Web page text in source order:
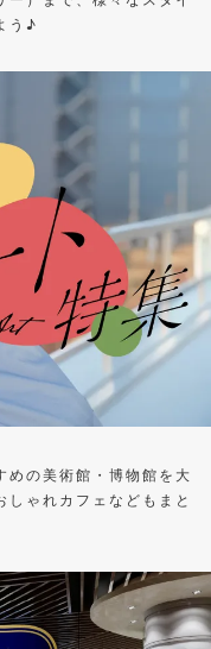
う♪
めの美術館・博物館を大
ゃれカフェなどもまと